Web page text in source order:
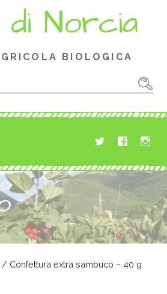
di Norcia
BIOLOGICA
/ Confettura extra sambuco – 40 g